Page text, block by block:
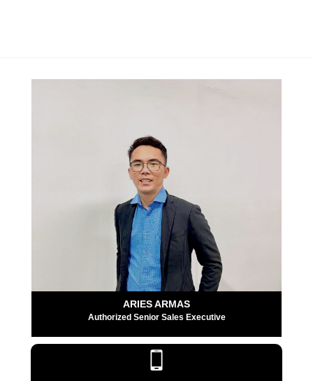
ARIES ARMAS
Authorized Senior Sales Executive